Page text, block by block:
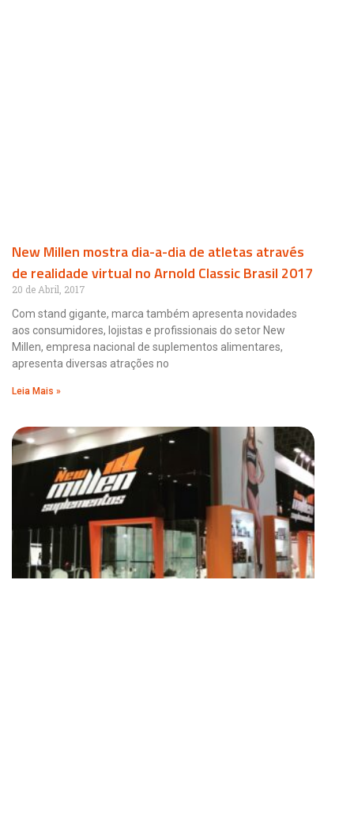
New Millen mostra dia-a-dia de atletas através
de realidade virtual no Arnold Classic Brasil 2017
20 de Abril, 2017
Com stand gigante, marca também apresenta novidades
aos consumidores, lojistas e profissionais do setor New
Millen, empresa nacional de suplementos alimentares,
apresenta diversas atrações no
Leia Mais »